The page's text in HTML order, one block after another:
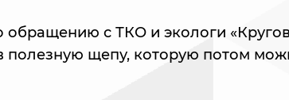
с ТКО и экологи
полезную щепу, которую потом